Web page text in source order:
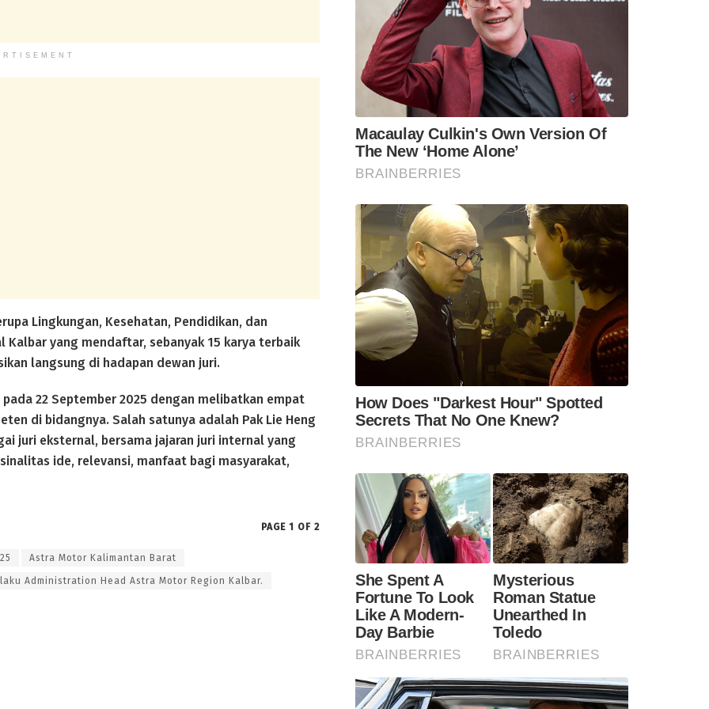
Lingkungan, Kesehatan, Pendidikan, dan
yang mendaftar, sebanyak 15 karya terbaik
langsung di hadapan dewan juri.
22 September 2025 dengan melibatkan empat
di bidangnya. Salah satunya adalah Pak Lie Heng
juri eksternal, bersama jajaran juri internal yang
ide, relevansi, manfaat bagi masyarakat,
PAGE 1 OF 2
Astra Motor Kalimantan Barat
Administration Head Astra Motor Region Kalbar.